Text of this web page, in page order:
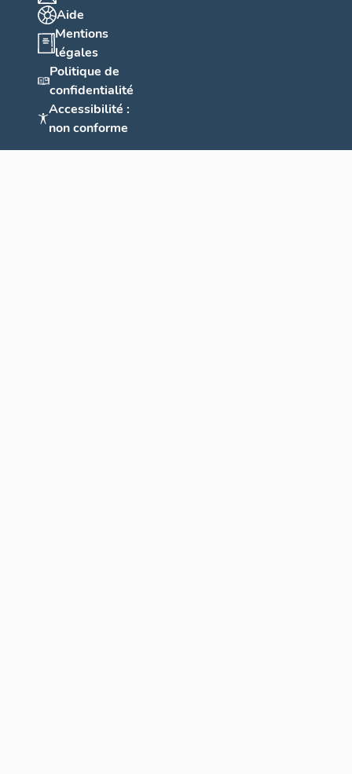
Aide
Mentions
légales
Politique de
confidentialité
Accessibilité :
non conforme